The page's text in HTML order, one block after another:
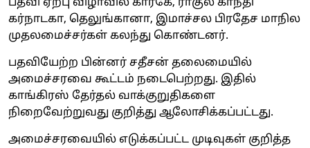
கர்நாடகா, தெலுங்கானா, இமாச்சல பிரதேச மாநில
முதலமைச்சர்கள் கலந்து கொண்டனர்.
பதவியேற்ற பின்னர் சதீசன் தலைமையில்
அமைச்சரவை கூட்டம் நடைபெற்றது. இதில்
காங்கிரஸ் தேர்தல் வாக்குறுதிகளை
நிறைவேற்றுவது குறித்து ஆலோசிக்கப்பட்டது.
அமைச்சரவையில் எடுக்கப்பட்ட முடிவுகள் குறித்த